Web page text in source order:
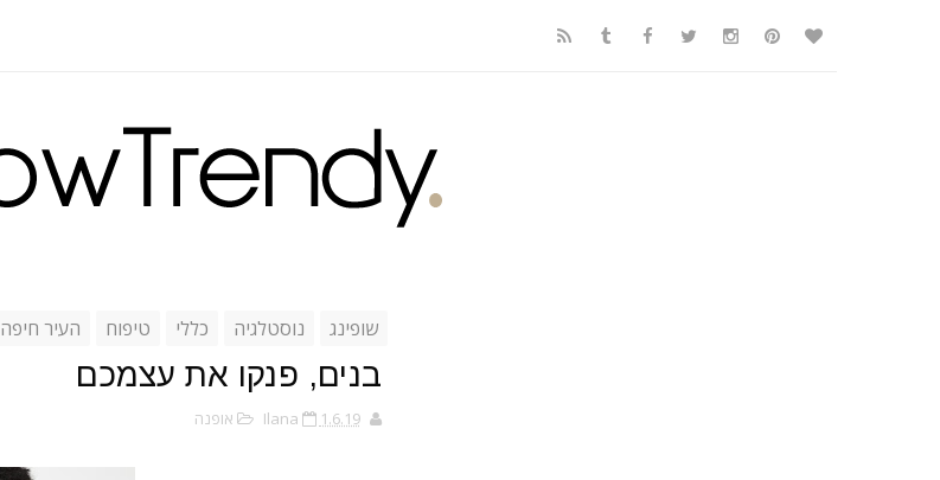
העיר חיפה טיפוח כללי נוסטלגיה שופינג
בנים, פנקו את עצמכם
Ilana 1.6.19 אופנה